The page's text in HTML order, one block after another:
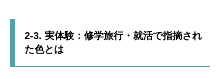
2-3. 実体験：修学旅行・就活で指摘され
た色とは